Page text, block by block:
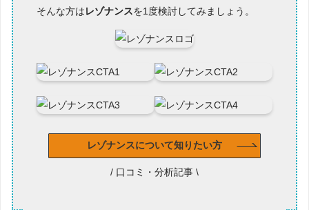
そんな方はレゾナンスを1度検討してみましょう。
レゾナンスについて知りたい方
/ 口コミ・分析記事 \